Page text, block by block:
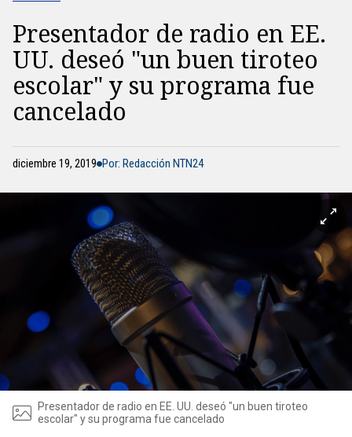
Presentador de radio en EE.
UU. deseó "un buen tiroteo
escolar" y su programa fue
cancelado
diciembre 19, 2019 Por: Redacción NTN24
Presentador de radio en EE. UU. deseó "un buen tiroteo
escolar" y su programa fue cancelado